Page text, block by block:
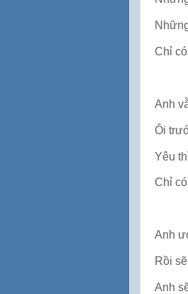
Chỉ
Anh
Ôi
Yêu
Chỉ
Anh
Rồi
Anh